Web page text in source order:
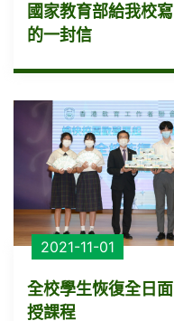
國家教育部給我校寫
的一封信
2021-11-01
全校學生恢復全日面
授課程